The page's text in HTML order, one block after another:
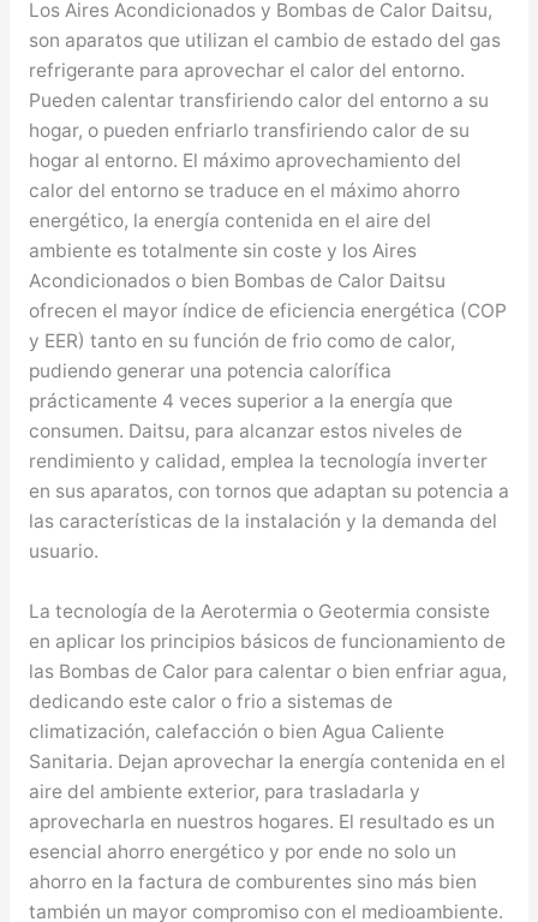
Los Aires Acondicionados y Bombas de Calor Daitsu,
son aparatos que utilizan el cambio de estado del gas
refrigerante para aprovechar el calor del entorno.
Pueden calentar transfiriendo calor del entorno a su
hogar, o pueden enfriarlo transfiriendo calor de su
hogar al entorno. El máximo aprovechamiento del
calor del entorno se traduce en el máximo ahorro
energético, la energía contenida en el aire del
ambiente es totalmente sin coste y los Aires
Acondicionados o bien Bombas de Calor Daitsu
ofrecen el mayor índice de eficiencia energética (COP
y EER) tanto en su función de frio como de calor,
pudiendo generar una potencia calorífica
prácticamente 4 veces superior a la energía que
consumen. Daitsu, para alcanzar estos niveles de
rendimiento y calidad, emplea la tecnología inverter
en sus aparatos, con tornos que adaptan su potencia a
las características de la instalación y la demanda del
usuario.
La tecnología de la Aerotermia o Geotermia consiste
en aplicar los principios básicos de funcionamiento de
las Bombas de Calor para calentar o bien enfriar agua,
dedicando este calor o frio a sistemas de
climatización, calefacción o bien Agua Caliente
Sanitaria. Dejan aprovechar la energía contenida en el
aire del ambiente exterior, para trasladarla y
aprovecharla en nuestros hogares. El resultado es un
esencial ahorro energético y por ende no solo un
ahorro en la factura de comburentes sino más bien
también un mayor compromiso con el medioambiente.